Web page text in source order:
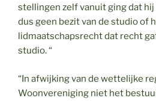
stellingen zelf vanuit ging dat hij
dus geen bezit van de studio of
lidmaatschapsrecht dat recht
studio. “
“In afwijking van de wettelijke
Woonvereniging niet het